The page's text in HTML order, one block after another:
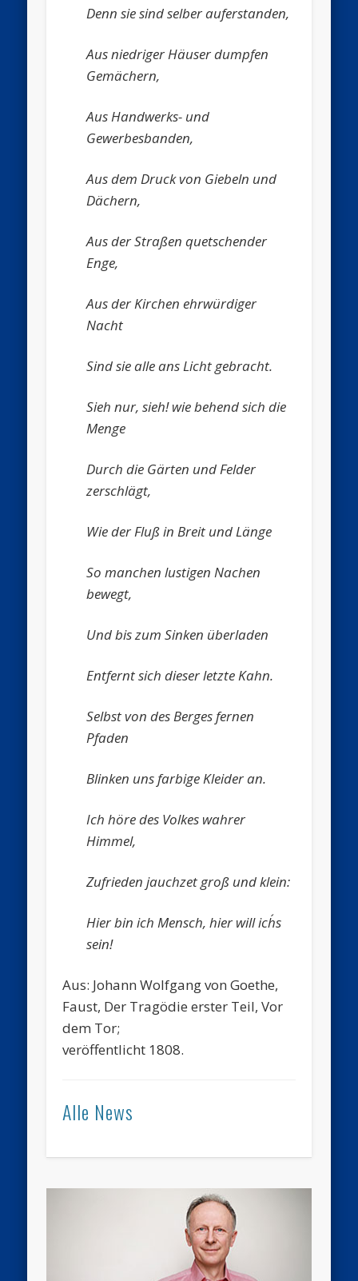
Denn sie sind selber auferstanden,
Aus niedriger Häuser dumpfen
Gemächern,
Aus Handwerks- und
Gewerbesbanden,
Aus dem Druck von Giebeln und
Dächern,
Aus der Straßen quetschender
Enge,
Aus der Kirchen ehrwürdiger
Nacht
Sind sie alle ans Licht gebracht.
Sieh nur, sieh! wie behend sich die
Menge
Durch die Gärten und Felder
zerschlägt,
Wie der Fluß in Breit und Länge
So manchen lustigen Nachen
bewegt,
Und bis zum Sinken überladen
Entfernt sich dieser letzte Kahn.
Selbst von des Berges fernen
Pfaden
Blinken uns farbige Kleider an.
Ich höre des Volkes wahrer
Himmel,
Zufrieden jauchzet groß und klein:
Hier bin ich Mensch, hier will ich´s
sein!
Aus: Johann Wolfgang von Goethe,
Faust, Der Tragödie erster Teil, Vor
dem Tor;
veröffentlicht 1808.
Alle News